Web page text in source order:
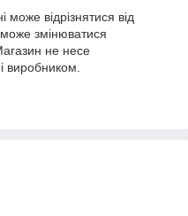
може відрізнятися від
змінюватися
не несе
виробником.